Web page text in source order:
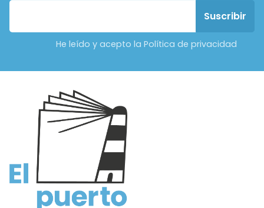
He leído y acepto la Política de privacidad